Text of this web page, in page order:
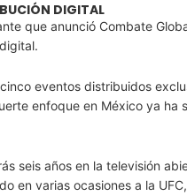
DIGITAL
que anunció Combate
eventos distribuidos
enfoque en México ya
seis años en la televisión
en varias ocasiones a la